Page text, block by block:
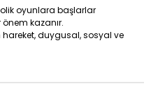
oyunlara başlarlar
kazanır.
duygusal, sosyal ve